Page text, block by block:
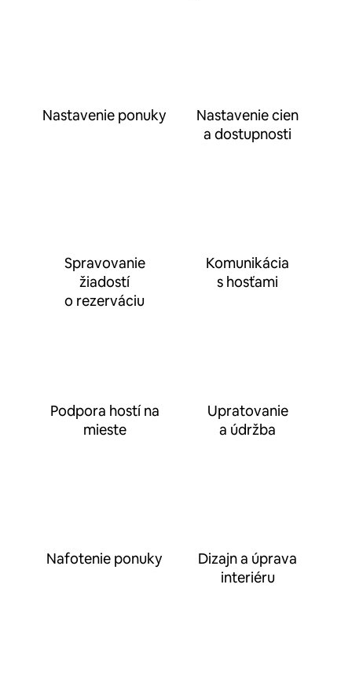
Nastavenie ponuky
Nastavenie cien
a dostupnosti
Spravovanie
žiadostí
o rezerváciu
Komunikácia
s hosťami
Podpora hostí na
mieste
Upratovanie
a údržba
Nafotenie ponuky
Dizajn a úprava
interiéru